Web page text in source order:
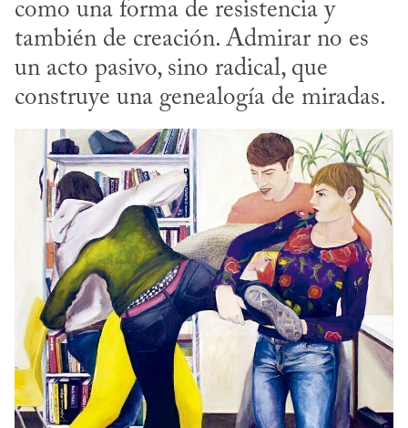
como una forma de resistencia y
también de creación. Admirar no es
un acto pasivo, sino radical, que
construye una genealogía de miradas.